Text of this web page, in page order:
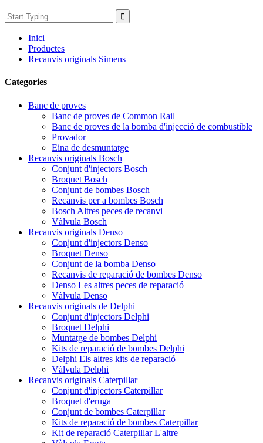
Inici
Productes
Recanvis originals Simens
Categories
Banc de proves
Banc de proves de Common Rail
Banc de proves de la bomba d'injecció de combustible
Provador
Eina de desmuntatge
Recanvis originals Bosch
Conjunt d'injectors Bosch
Broquet Bosch
Conjunt de bombes Bosch
Recanvis per a bombes Bosch
Bosch Altres peces de recanvi
Vàlvula Bosch
Recanvis originals Denso
Conjunt d'injectors Denso
Broquet Denso
Conjunt de la bomba Denso
Recanvis de reparació de bombes Denso
Denso Les altres peces de reparació
Vàlvula Denso
Recanvis originals de Delphi
Conjunt d'injectors Delphi
Broquet Delphi
Muntatge de bombes Delphi
Kits de reparació de bombes Delphi
Delphi Els altres kits de reparació
Vàlvula Delphi
Recanvis originals Caterpillar
Conjunt d'injectors Caterpillar
Broquet d'eruga
Conjunt de bombes Caterpillar
Kits de reparació de bombes Caterpillar
Kit de reparació Caterpillar L'altre